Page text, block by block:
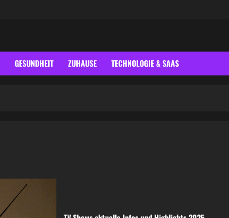
GESUNDHEIT ZUHAUSE TECHNOLOGIE & SAAS